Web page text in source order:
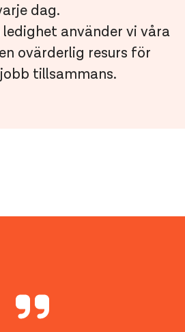
dag.
använder vi våra
ovärderlig resurs för
tillsammans.